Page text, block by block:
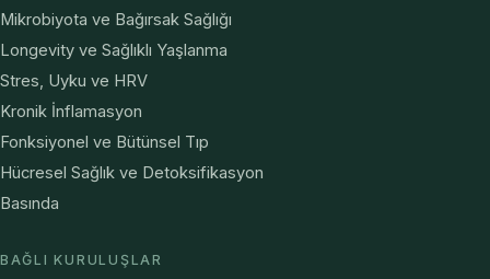
Mikrobiyota ve Bağırsak Sağlığı
Longevity ve Sağlıklı Yaşlanma
Stres, Uyku ve HRV
Kronik İnflamasyon
Fonksiyonel ve Bütünsel Tıp
Hücresel Sağlık ve Detoksifikasyon
Basında
BAĞLI KURULUŞLAR